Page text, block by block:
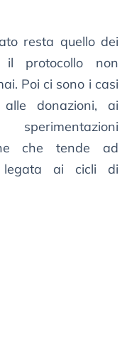
resta quello dei
il protocollo non
Poi ci sono i casi
donazioni, ai
che tende ad
legata ai cicli di